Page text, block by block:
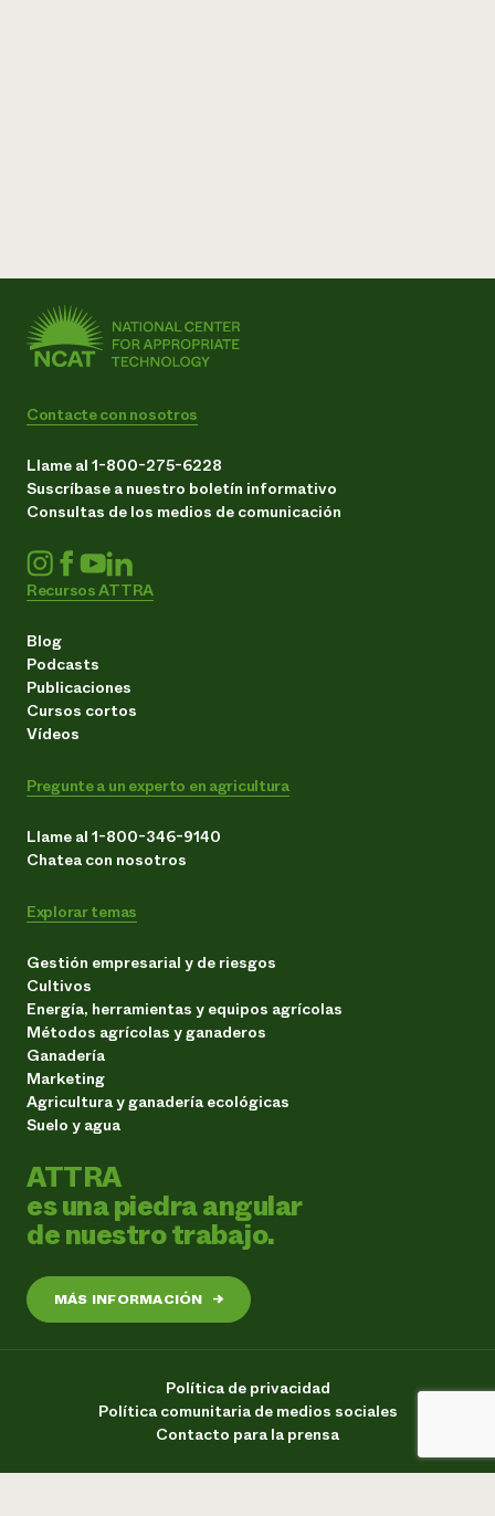
Contacte con nosotros
Llame al 1-800-275-6228
Suscríbase a nuestro boletín informativo
Consultas de los medios de comunicación
Recursos ATTRA
Blog
Podcasts
Publicaciones
Cursos cortos
Vídeos
Pregunte a un experto en agricultura
Llame al 1-800-346-9140
Chatea con nosotros
Explorar temas
Gestión empresarial y de riesgos
Cultivos
Energía, herramientas y equipos agrícolas
Métodos agrícolas y ganaderos
Ganadería
Marketing
Agricultura y ganadería ecológicas
Suelo y agua
ATTRA
es una piedra angular
de nuestro trabajo.
MÁS INFORMACIÓN →
Política de privacidad
Política comunitaria de medios sociales
Contacto para la prensa